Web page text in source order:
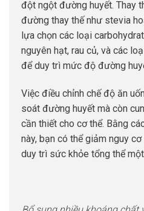
đột ngột đường huyết. Thay
đường thay thế như stevia
lựa chọn các loại
nguyên hạt, rau củ, và các
để duy trì mức độ đường
Việc điều chỉnh chế độ ăn
soát đường huyết mà còn
cần thiết cho cơ thể. Bằng
này, bạn có thể giảm nguy
duy trì sức khỏe tổng thể